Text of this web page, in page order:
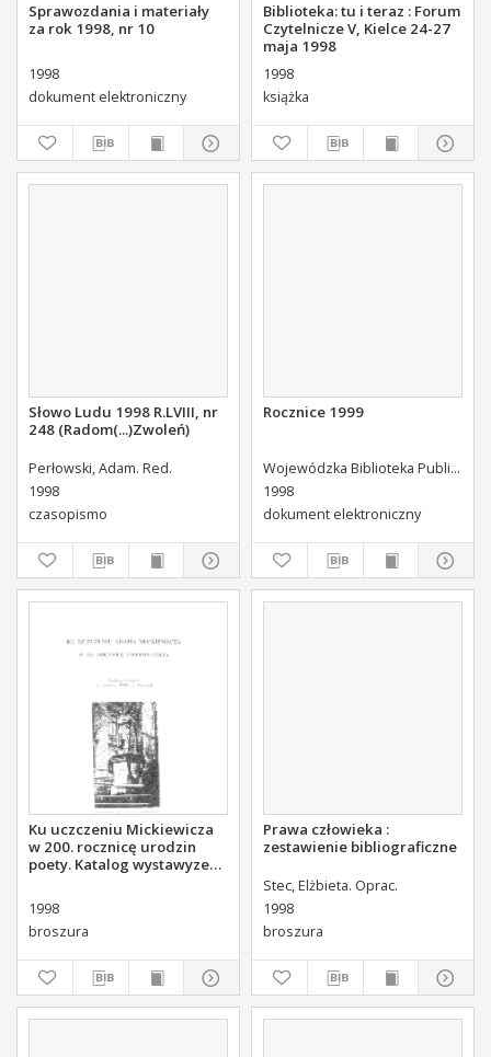
Sprawozdania i materiały
za rok 1998, nr 10
1998
dokument elektroniczny
Biblioteka: tu i teraz : Forum
Czytelnicze V, Kielce 24-27
maja 1998
1998
książka
Słowo Ludu 1998 R.LVIII, nr
248 (Radom(...)Zwoleń)
Perłowski, Adam. Red.
1998
czasopismo
Rocznice 1999
Wojewódzka Biblioteka Publiczna (Kielce). Dział Informacji i Bibliografii Regionalnej
1998
dokument elektroniczny
Ku uczczeniu Mickiewicza
w 200. rocznicę urodzin
poety. Katalog wystawyze
1998
broszura
Prawa człowieka :
zestawienie bibliograficzne
Stec, Elżbieta. Oprac.
1998
broszura